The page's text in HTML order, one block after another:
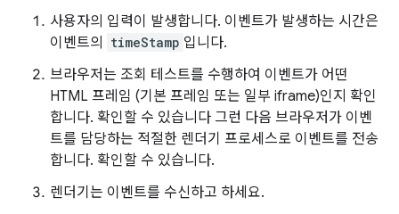
사용자의 입력이 발생합니다. 이벤트가 발생하는 시간은
이벤트의
timeStamp 입니다.
브라우저는 조회 테스트를 수행하여 이벤트가 어떤
HTML 프레임 (기본 프레임 또는 일부 iframe)인지 확인
합니다. 확인할 수 있습니다 그런 다음 브라우저가 이벤
트를 담당하는 적절한 렌더기 프로세스로 이벤트를 전송
합니다. 확인할 수 있습니다.
렌더기는 이벤트를 수신하고 하세요.